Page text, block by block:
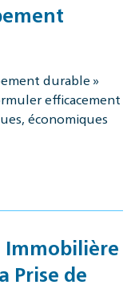
durable »
efficacement
économiques
Immobilière
Prise de